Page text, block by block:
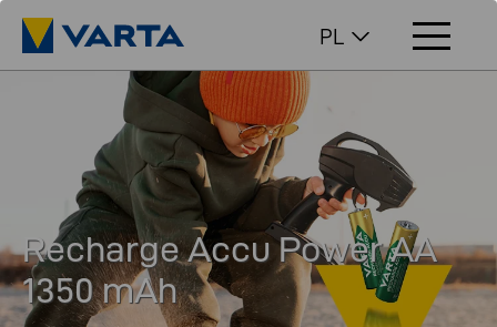
PL
Recharge Accu Power AA
1350 mAh